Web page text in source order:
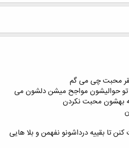
محبت چی می گم
تو حوالیشون مواجح میشن دلشون می
بهشون محبت نکردن
تا بقییه درداشونو نفهمن و بلا هایی